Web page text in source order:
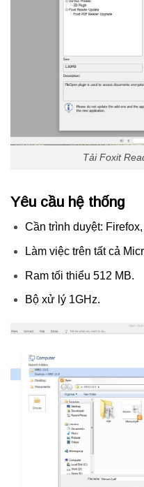
Tải Foxit
Yêu cầu hệ thống
Cần trình duyệt:
Làm việc trên tất cả
Ram tối thiểu 512 MB.
Bộ xử lý 1GHz.